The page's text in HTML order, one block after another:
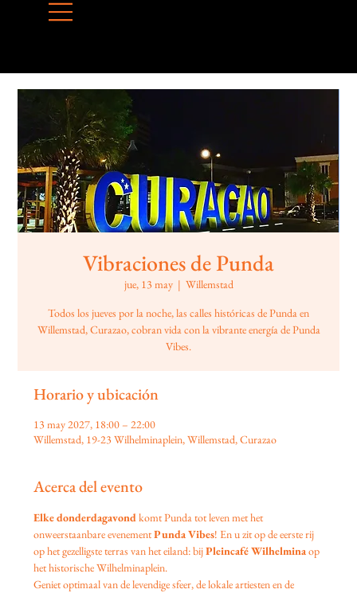
Vibraciones de Punda
jue, 13 may
  |
Willemstad
Todos los jueves por la noche, las calles históricas de Punda en
Willemstad, Curazao, cobran vida con la vibrante energía de Punda
Vibes.
Horario y ubicación
13 may 2027, 18:00 – 22:00
Willemstad, 19-23 Wilhelminaplein, Willemstad, Curazao
Acerca del evento
Elke donderdagavond komt Punda tot leven met het
onweerstaanbare evenement Punda Vibes! En u zit op de eerste rij
op het gezelligste terras van het eiland: bij Pleincafé Wilhelmina op
het historische Wilhelminaplein.
Geniet optimaal van de levendige sfeer, de lokale artiesten en de